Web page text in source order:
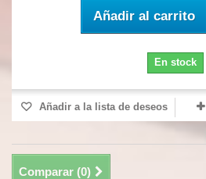
Añadir al carrito
En stock
Añadir a la lista de deseos
Comparar (0)